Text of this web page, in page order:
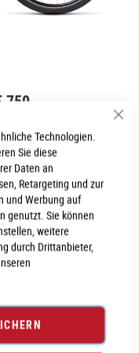
Technologien.
Sie diese
Daten an
Retargeting und zur
und Werbung auf
genutzt. Sie können
weitere
durch Drittanbieter,
750